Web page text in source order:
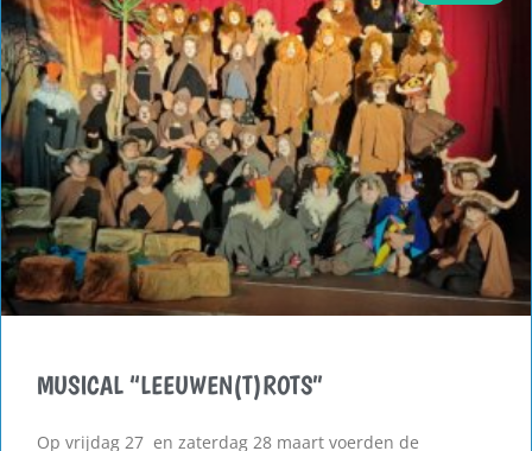
MUSICAL “LEEUWEN(T)ROTS”
Op vrijdag 27 en zaterdag 28 maart voerden de